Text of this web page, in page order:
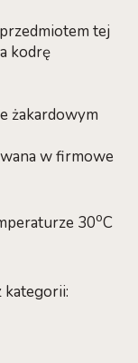
tej
kodrę
żakardowym
w firmowe
30oC
kategorii: